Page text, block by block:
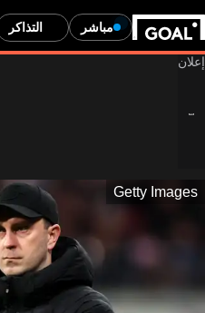
مباشر التذاكر
Getty Images